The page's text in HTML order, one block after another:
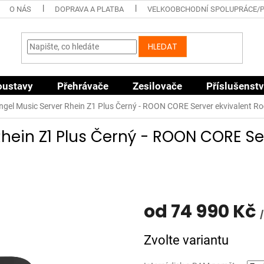
O NÁS DOPRAVA A PLATBA VELKOOBCHODNÍ SPOLUPRÁCE/
HLEDAT
Přehrávače Zesilovače
Music Server Rhein Z1 Plus Černý - ROON CORE Server ekvivalent
Z1 Plus Černý - ROON CORE
od 74 990 Kč
cena:
Zvolte variantu